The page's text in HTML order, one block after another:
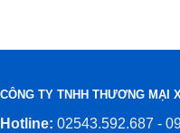
CÔNG TY TNHH THƯƠNG MẠI
Hotline: 02543.592.687 -